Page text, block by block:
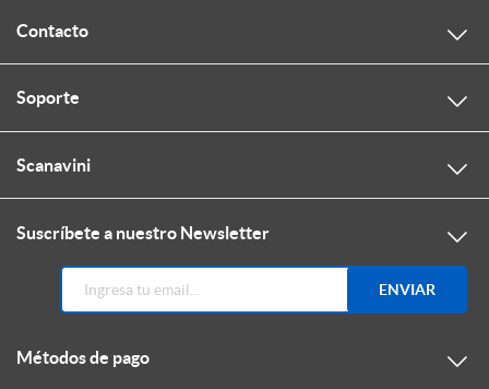
Contacto
Soporte
Scanavini
Suscríbete a nuestro Newsletter
ENVIAR
Métodos de pago